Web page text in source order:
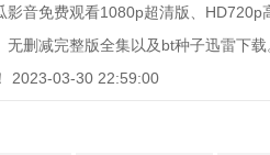
影音免费观看1080p超清版、HD720p
无删减完整版全集以及bt种子迅雷下
2023-03-30 22:59:00